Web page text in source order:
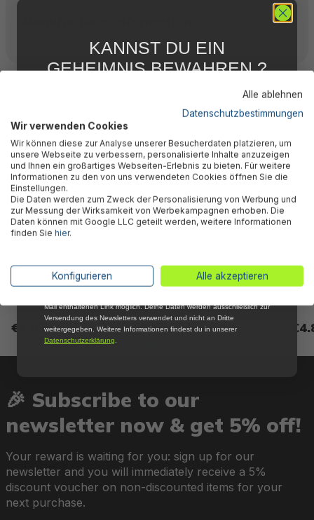
for Adaptor A for LAY-Z-SPA®
whirlpools (from 2017)
€4.85*
(water inlet) for LAY-Z-SPA®
AirJet™ whirlpools
€4.85*
for
🎉 Subscribe to our
newsletter now & get 5% off!
Your reward is waiting for you: sign up for our
newsletter and you will immediately receive a 5%
discount voucher on non-discounted items for your
next purchase.
Alle ablehnen
Datenschutzbestimmungen
Wir verwenden Cookies
Wir können diese zur Analyse unserer Besucherdaten platzieren, um
unsere Webseite zu verbessern, personalisierte Inhalte anzuzeigen
und Ihnen ein großartiges Webseiten-Erlebnis zu bieten. Für weitere
Informationen zu den von uns verwendeten Cookies öffnen Sie die
Einstellungen.
Die Daten werden zum Zweck der Personalisierung von Werbung und
zur Messung der Wirksamkeit von Werbekampagnen erhoben. Die
Daten können mit Google LLC geteilt werden, weitere Informationen
finden Sie hier.
Konfigurieren Alle akzeptieren
KANNST DU EIN
GEHEIMNIS BEWAHREN ?
FÜR DICH
Abonniere jetzt unseren kostenlosen
Newsletter, verpasse keine Neuigkeiten und
Aktionen mehr und sichere Dir 5 %
Willkommensrabatt auf nicht reduzierte Ware
bei Deiner ersten Bestellung !*
Email
*Mit der Anmeldung zum Newsletter stimmst du zu, regelmäßig per E-
Mail über aktuelle Angebote, Aktionen und Produktneuheiten
Mail enthaltenen Link möglich. Deine Daten werden ausschließlich zur
Versendung des Newsletters verwendet und nicht an Dritte
weitergegeben. Weitere Informationen findest du in unserer
Datenschutzerklärung